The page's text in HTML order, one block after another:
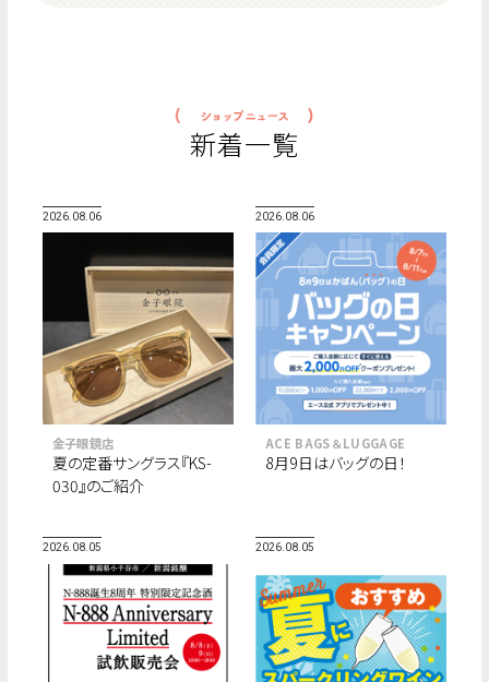
新着一覧
2026.08.06
金子眼鏡店
夏の定番サングラス『KS-
030』のご紹介
2026.08.06
ACE BAGS＆LUGGAGE
8月9日はバッグの日！
2026.08.05 2026.08.05